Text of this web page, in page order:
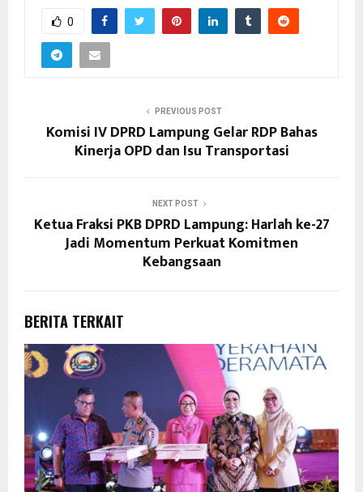
0
PREVIOUS POST
Komisi IV DPRD Lampung Gelar RDP Bahas
Kinerja OPD dan Isu Transportasi
NEXT POST
Ketua Fraksi PKB DPRD Lampung: Harlah ke-27
Jadi Momentum Perkuat Komitmen
Kebangsaan
BERITA TERKAIT